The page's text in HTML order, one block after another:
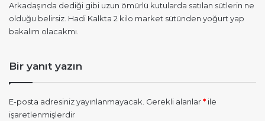
i
k
Arkadaşında dediği gibi uzun ömürlü kutularda satılan sütlerin ne
olduğu belirsiz. Hadi Kalkta 2 kilo market sütünden yoğurt yap
bakalım olacakmı.
Bir yanıt yazın
E-posta adresiniz yayınlanmayacak. Gerekli alanlar* ile
işaretlenmişlerdir